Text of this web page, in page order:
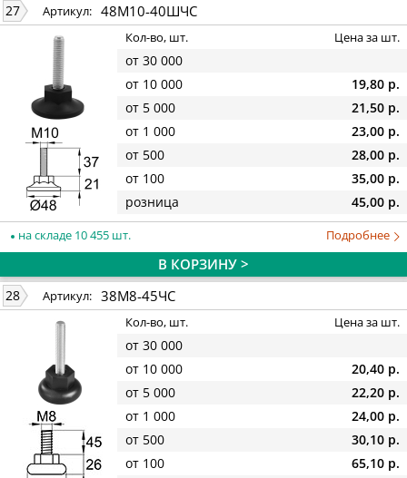
27 Артикул: 48М10-40ШЧС
Кол-во, шт. Цена за шт.
от 30 000
от 10 000
19,80 р.
от 5 000
21,50 р.
от 1 000
23,00 р.
от 500
28,00 р.
от 100
35,00 р.
розница
45,00 р.
на складе 10 455 шт. Подробнее
В КОРЗИНУ >
28 Артикул: 38М8-45ЧС
Кол-во, шт. Цена за шт.
от 30 000
от 10 000
20,40 р.
от 5 000
22,20 р.
от 1 000
24,00 р.
от 500
30,10 р.
от 100
65,10 р.